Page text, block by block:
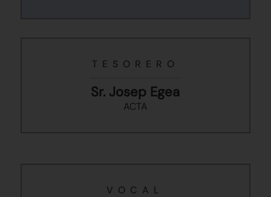
TESORERO
Sr. Josep Egea
ACTA
VOCAL